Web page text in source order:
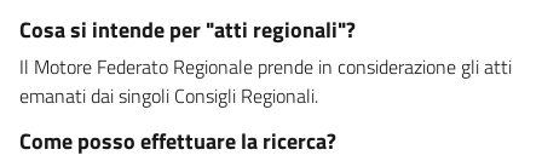
Cosa si intende per "atti regionali"?
Il Motore Federato Regionale prende in considerazione gli atti
emanati dai singoli Consigli Regionali.
Come posso effettuare la ricerca?